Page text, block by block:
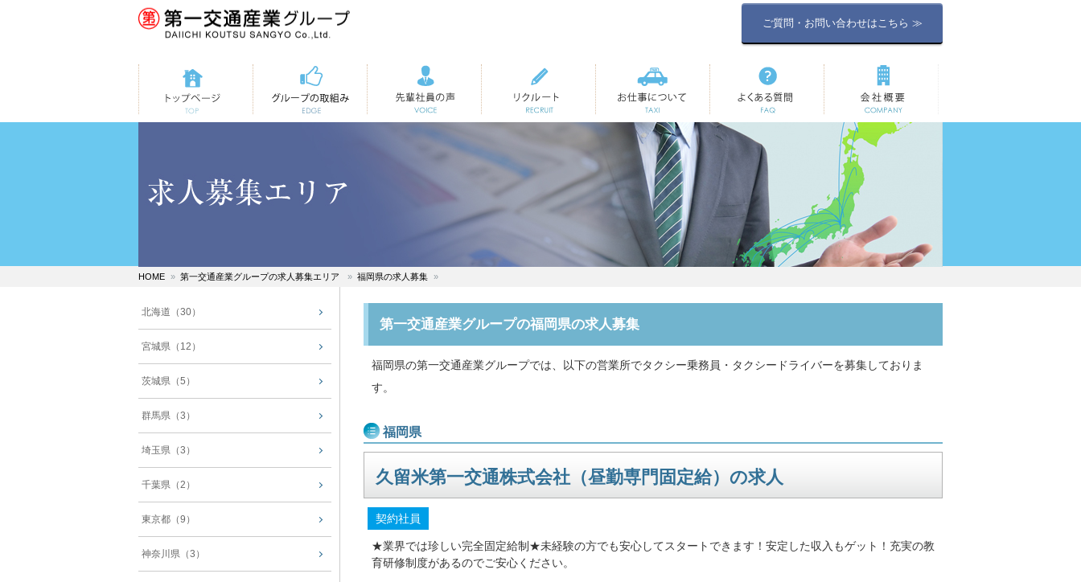
ご質問・お問い合わせはこちら ≫
トップページ 第一交通の取組み 先輩社員の声 リクルート お仕事について よくある質問 会社概要
HOME 第一交通産業グループの求人募集エリア 福岡県の求人募集
第一交通産業グループの福岡県の求人募集
福岡県の第一交通産業グループでは、以下の営業所でタクシー乗務員・タクシードライバーを募集しておりま
す。
福岡県
久留米第一交通株式会社（昼勤専門固定給）の求人
契約社員
★業界では珍しい完全固定給制★未経験の方でも安心してスタートできます！安定した収入もゲット！充実の教
育研修制度があるのでご安心ください。
北海道（30）
宮城県（12）
茨城県（5）
群馬県（3）
埼玉県（3）
千葉県（2）
東京都（9）
神奈川県（3）